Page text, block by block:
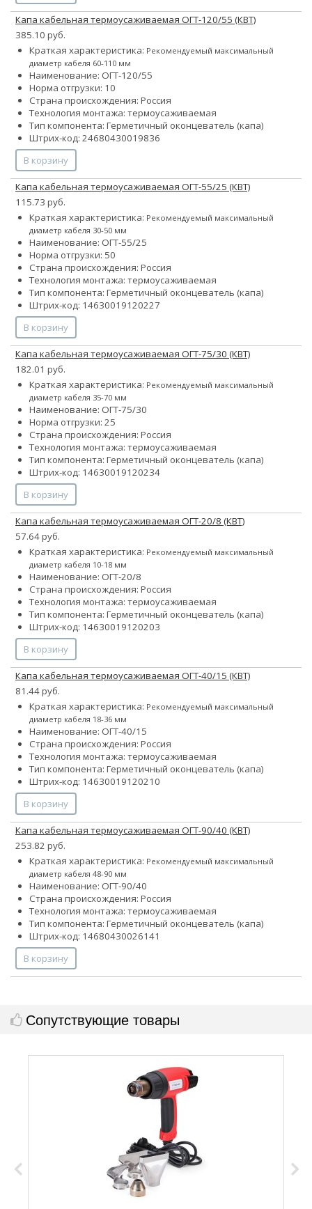
Капа кабельная термоусаживаемая ОГТ-120/55 (КВТ)
385.10 руб.
Краткая характеристика: Рекомендуемый максимальный
диаметр кабеля 60-110 мм
Наименование: ОГТ-120/55
Норма отгрузки: 10
Страна происхождения: Россия
Технология монтажа: термоусаживаемая
Тип компонента: Герметичный оконцеватель (капа)
Штрих-код: 24680430019836
В корзину
Капа кабельная термоусаживаемая ОГТ-55/25 (КВТ)
115.73 руб.
Краткая характеристика: Рекомендуемый максимальный
диаметр кабеля 30-50 мм
Наименование: ОГТ-55/25
Норма отгрузки: 50
Страна происхождения: Россия
Технология монтажа: термоусаживаемая
Тип компонента: Герметичный оконцеватель (капа)
Штрих-код: 14630019120227
В корзину
Капа кабельная термоусаживаемая ОГТ-75/30 (КВТ)
182.01 руб.
Краткая характеристика: Рекомендуемый максимальный
диаметр кабеля 35-70 мм
Наименование: ОГТ-75/30
Норма отгрузки: 25
Страна происхождения: Россия
Технология монтажа: термоусаживаемая
Тип компонента: Герметичный оконцеватель (капа)
Штрих-код: 14630019120234
В корзину
Капа кабельная термоусаживаемая ОГТ-20/8 (КВТ)
57.64 руб.
Краткая характеристика: Рекомендуемый максимальный
диаметр кабеля 10-18 мм
Наименование: ОГТ-20/8
Страна происхождения: Россия
Технология монтажа: термоусаживаемая
Тип компонента: Герметичный оконцеватель (капа)
Штрих-код: 14630019120203
В корзину
Капа кабельная термоусаживаемая ОГТ-40/15 (КВТ)
81.44 руб.
Краткая характеристика: Рекомендуемый максимальный
диаметр кабеля 18-36 мм
Наименование: ОГТ-40/15
Страна происхождения: Россия
Технология монтажа: термоусаживаемая
Тип компонента: Герметичный оконцеватель (капа)
Штрих-код: 14630019120210
В корзину
Капа кабельная термоусаживаемая ОГТ-90/40 (КВТ)
253.82 руб.
Краткая характеристика: Рекомендуемый максимальный
диаметр кабеля 48-90 мм
Наименование: ОГТ-90/40
Страна происхождения: Россия
Технология монтажа: термоусаживаемая
Тип компонента: Герметичный оконцеватель (капа)
Штрих-код: 14680430026141
В корзину
Сопутствующие товары